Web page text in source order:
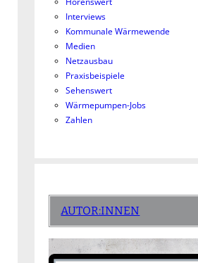
Interviews
Kommunale Wärmewende
Medien
Netzausbau
Praxisbeispiele
Sehenswert
Wärmepumpen-Jobs
Zahlen
AUTOR:INNEN